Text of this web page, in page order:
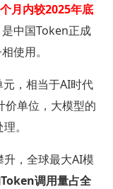
月内较2025年底
中国Token正成
使用。
，相当于AI时代
价单位，大模型的
。
，全球最大AI模
调用量占全